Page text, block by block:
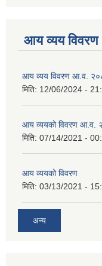
आय व्यय विवरण
आय व्यय विवरण आ.व.
मिति: 12/06/2024 -
आय व्ययको विवरण आ.व.
मिति: 07/14/2021 -
आय व्ययको विवरण
मिति: 03/13/2021 -
अन्य